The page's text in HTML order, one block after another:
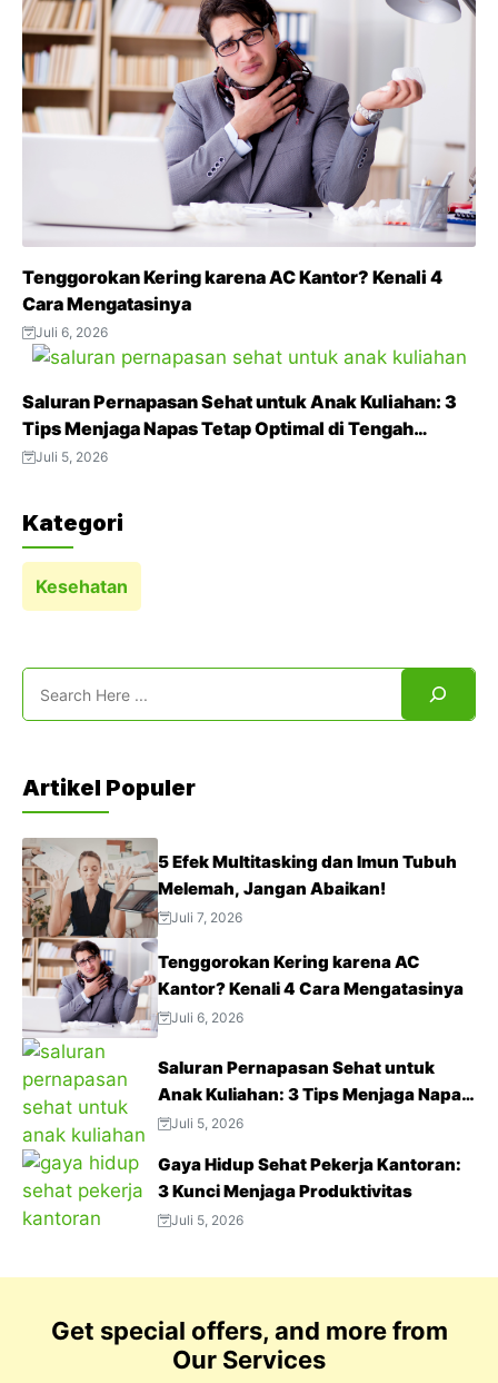
Tenggorokan Kering karena AC Kantor? Kenali 4
Cara Mengatasinya
Juli 6, 2026
Saluran Pernapasan Sehat untuk Anak Kuliahan: 3
Tips Menjaga Napas Tetap Optimal di Tengah
Aktivitas Padat
Juli 5, 2026
Kategori
Kesehatan
Artikel Populer
5 Efek Multitasking dan Imun Tubuh
Melemah, Jangan Abaikan!
Juli 7, 2026
Tenggorokan Kering karena AC
Kantor? Kenali 4 Cara Mengatasinya
Juli 6, 2026
Saluran Pernapasan Sehat untuk
Anak Kuliahan: 3 Tips Menjaga Napas
Tetap Optimal di Tengah Aktivitas
Juli 5, 2026
Gaya Hidup Sehat Pekerja Kantoran:
3 Kunci Menjaga Produktivitas
Juli 5, 2026
Get special offers, and more from
Our Services